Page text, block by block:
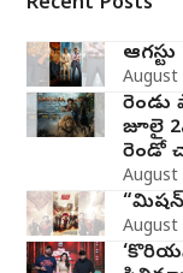
August
రెండు
జూలై
రెండో
August
“మిషన్
August